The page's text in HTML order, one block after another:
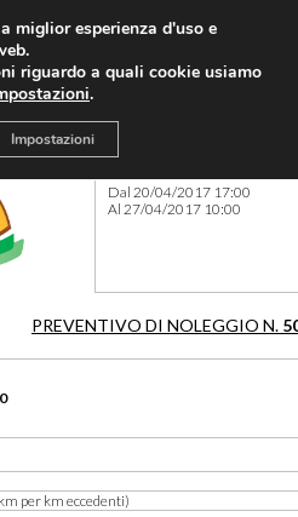
Dal 20/04/2017 17:00
Al 27/04/2017 10:00
PREVENTIVO DI NOLEGGIO N.
per km eccedenti)
miglior esperienza d'uso e
riguardo a quali cookie usiamo
.
Impostazioni